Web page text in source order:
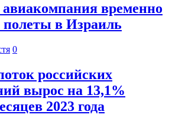
авиакомпания временно
полеты в Израиль
0
российских
вырос на 13,1%
2023 года